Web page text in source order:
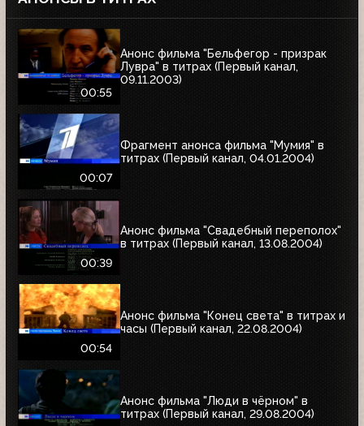
00:55
Анонс фильма "Бельфегор - призрак
Лувра" в титрах (Первый канал,
09.11.2003)
00:07
Фрагмент анонса фильма "Мумия" в
титрах (Первый канал, 04.01.2004)
00:39
Анонс фильма "Свадебный переполох"
в титрах (Первый канал, 13.08.2004)
00:54
Анонс фильма "Конец света" в титрах и
часы (Первый канал, 22.08.2004)
Анонс фильма "Люди в чёрном" в
титрах (Первый канал, 29.08.2004)